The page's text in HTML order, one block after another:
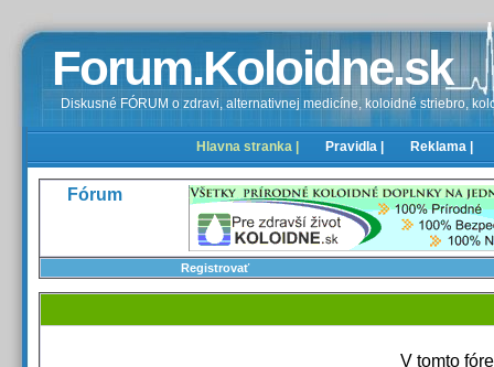
Forum.Koloidne.sk
Diskusné FÓRUM o zdravi, alternativnej medicíne, koloidné striebro,
Hlavna stranka | Pravidla | Reklama |
Fórum
Registrovať
V tomto